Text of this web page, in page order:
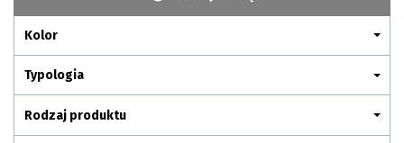
Kolor
Typologia
Rodzaj produktu
Pliki do pobrania
Pytania i odpowiedzi
Kariera
Kontakt